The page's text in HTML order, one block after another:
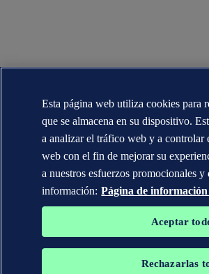
Esta página web utiliza cookies para
que se almacena en su dispositivo.
a analizar el tráfico web y a controlar
web con el fin de mejorar su
a nuestros esfuerzos promocionales
información: Página de información
Aceptar
Rechazarlas